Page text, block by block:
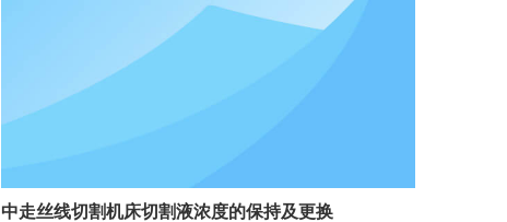
中走丝线切割机床切割液浓度的保持及更换